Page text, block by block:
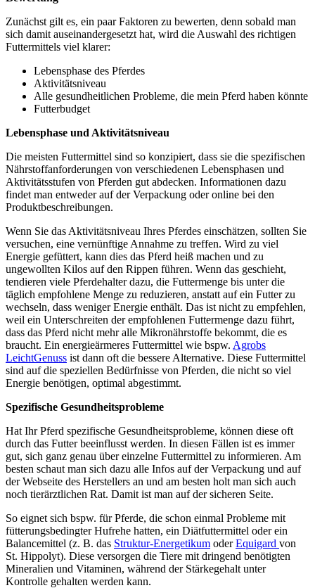
Zunächst gilt es, ein paar Faktoren zu bewerten, denn sobald man
sich damit auseinandergesetzt hat, wird die Auswahl des richtigen
Futtermittels viel klarer:
Lebensphase des Pferdes
Aktivitätsniveau
Alle gesundheitlichen Probleme, die mein Pferd haben könnte
Futterbudget
Lebensphase und Aktivitätsniveau
Die meisten Futtermittel sind so konzipiert, dass sie die spezifischen
Nährstoffanforderungen von verschiedenen Lebensphasen und
Aktivitätsstufen von Pferden gut abdecken. Informationen dazu
findet man entweder auf der Verpackung oder online bei den
Produktbeschreibungen.
Wenn Sie das Aktivitätsniveau Ihres Pferdes einschätzen, sollten Sie
versuchen, eine vernünftige Annahme zu treffen. Wird zu viel
Energie gefüttert, kann dies das Pferd heiß machen und zu
ungewollten Kilos auf den Rippen führen. Wenn das geschieht,
tendieren viele Pferdehalter dazu, die Futtermenge bis unter die
täglich empfohlene Menge zu reduzieren, anstatt auf ein Futter zu
wechseln, dass weniger Energie enthält. Das ist nicht zu empfehlen,
weil ein Unterschreiten der empfohlenen Futtermenge dazu führt,
dass das Pferd nicht mehr alle Mikronährstoffe bekommt, die es
braucht. Ein energieärmeres Futtermittel wie bspw. Agrobs
LeichtGenuss ist dann oft die bessere Alternative. Diese Futtermittel
sind auf die speziellen Bedürfnisse von Pferden, die nicht so viel
Energie benötigen, optimal abgestimmt.
Spezifische Gesundheitsprobleme
Hat Ihr Pferd spezifische Gesundheitsprobleme, können diese oft
durch das Futter beeinflusst werden. In diesen Fällen ist es immer
gut, sich ganz genau über einzelne Futtermittel zu informieren. Am
besten schaut man sich dazu alle Infos auf der Verpackung und auf
der Webseite des Herstellers an und am besten holt man sich auch
noch tierärztlichen Rat. Damit ist man auf der sicheren Seite.
So eignet sich bspw. für Pferde, die schon einmal Probleme mit
fütterungsbedingter Hufrehe hatten, ein Diätfuttermittel oder ein
Balancemittel (z. B. das Struktur-Energetikum oderEquigard von
St. Hippolyt). Diese versorgen die Tiere mit dringend benötigten
Mineralien und Vitaminen, während der Stärkegehalt unter
Kontrolle gehalten werden kann.